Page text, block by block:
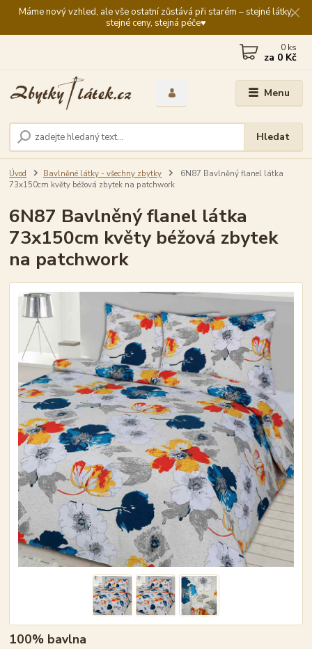
Máme nový vzhled, ale vše ostatní zůstává při starém – stejné látky,
stejné ceny, stejná péče♥️
Menu
Hledat
0 ks
za 0 Kč
Úvod Bavlněné látky - všechny zbytky
6N87 Bavlněný flanel látka
73x150cm květy béžová zbytek na patchwork
6N87 Bavlněný flanel látka
73x150cm květy béžová zbytek
na patchwork
100% bavlna